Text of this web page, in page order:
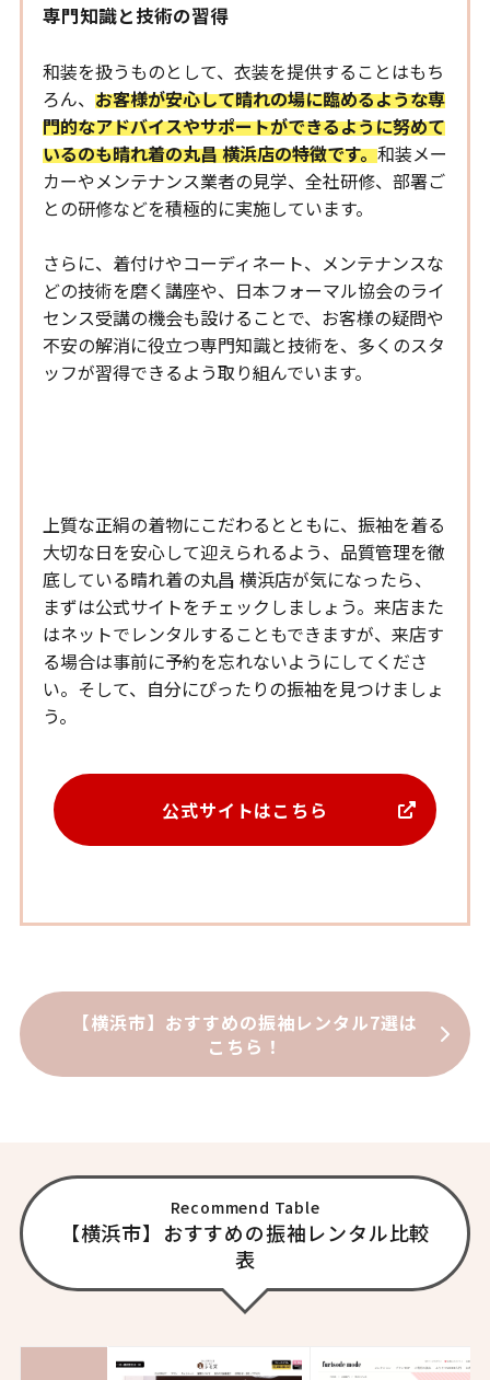
専門知識と技術の習得
和装を扱うものとして、衣装を提供することはもち
ろん、 お客様が安心して晴れの場に臨めるような専
門的なアドバイスやサポートができるように努めて
いるのも晴れ着の丸昌 横浜店の特徴です。和装メー
カーやメンテナンス業者の見学、全社研修、部署ご
との研修などを積極的に実施しています。
さらに、着付けやコーディネート、メンテナンスな
どの技術を磨く講座や、日本フォーマル協会のライ
センス受講の機会も設けることで、お客様の疑問や
不安の解消に役立つ専門知識と技術を、多くのスタ
ッフが習得できるよう取り組んでいます。
上質な正絹の着物にこだわるとともに、振袖を着る
大切な日を安心して迎えられるよう、品質管理を徹
底している晴れ着の丸昌 横浜店が気になったら、
まずは公式サイトをチェックしましょう。来店また
はネットでレンタルすることもできますが、来店す
る場合は事前に予約を忘れないようにしてくださ
い。そして、自分にぴったりの振袖を見つけましょ
う。
公式サイトはこちら
【横浜市】おすすめの振袖レンタル7選は
こちら！
Recommend Table
【横浜市】おすすめの振袖レンタル比較
表